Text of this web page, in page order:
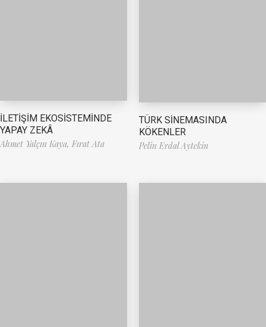
İLETİŞİM EKOSİSTEMİNDE
YAPAY ZEKÂ
Ahmet Yalçın Kaya, Fırat Ata
TÜRK SİNEMASINDA
KÖKENLER
Pelin Erdal Aytekin